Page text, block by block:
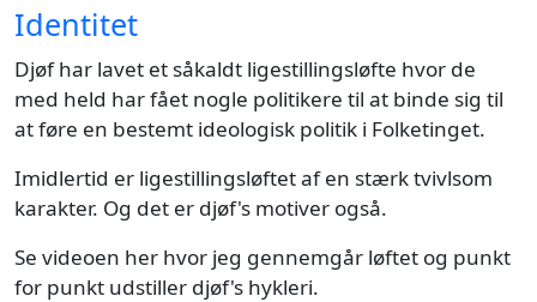
Identitet
Djøf har lavet et såkaldt ligestillingsløfte hvor de
med held har fået nogle politikere til at binde sig til
at føre en bestemt ideologisk politik i Folketinget.
Imidlertid er ligestillingsløftet af en stærk tvivlsom
karakter. Og det er djøf's motiver også.
Se videoen her hvor jeg gennemgår løftet og punkt
for punkt udstiller djøf's hykleri.